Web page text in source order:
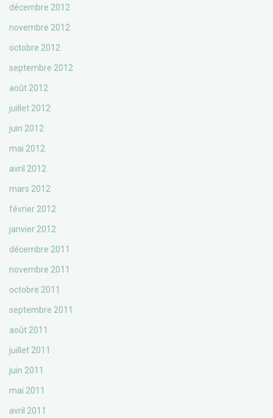
décembre 2012
novembre 2012
octobre 2012
septembre 2012
août 2012
juillet 2012
juin 2012
mai 2012
avril 2012
mars 2012
février 2012
janvier 2012
décembre 2011
novembre 2011
octobre 2011
septembre 2011
août 2011
juillet 2011
juin 2011
mai 2011
avril 2011